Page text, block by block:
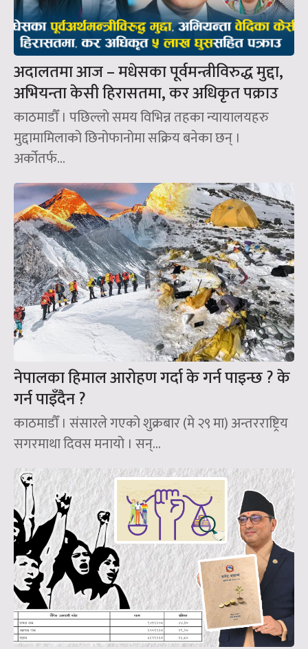
अदालतमा आज – मधेसका पूर्वमन्त्रीविरुद्ध मुद्दा,
अभियन्ता केसी हिरासतमा, कर अधिकृत पक्राउ
काठमाडौँ । पछिल्लो समय विभिन्न तहका न्यायालयहरु
मुद्दामामिलाको छिनोफानोमा सक्रिय बनेका छन् ।
अर्कोतर्फ...
नेपालका हिमाल आरोहण गर्दा के गर्न पाइन्छ ? के
गर्न पाइँदैन ?
काठमाडौँ । संसारले गएको शुक्रबार (मे २९ मा) अन्तरराष्ट्रिय
सगरमाथा दिवस मनायो । सन्‌...